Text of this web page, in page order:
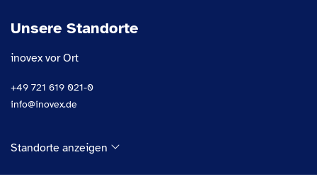
Unsere Standorte
inovex vor Ort
+49 721 619 021-0
info@inovex.de
Standorte anzeigen